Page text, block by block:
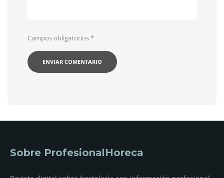
Campos obligatorios*
Sobre ProfesionalHoreca